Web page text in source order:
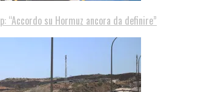
“Accordo su Hormuz ancora da definire”